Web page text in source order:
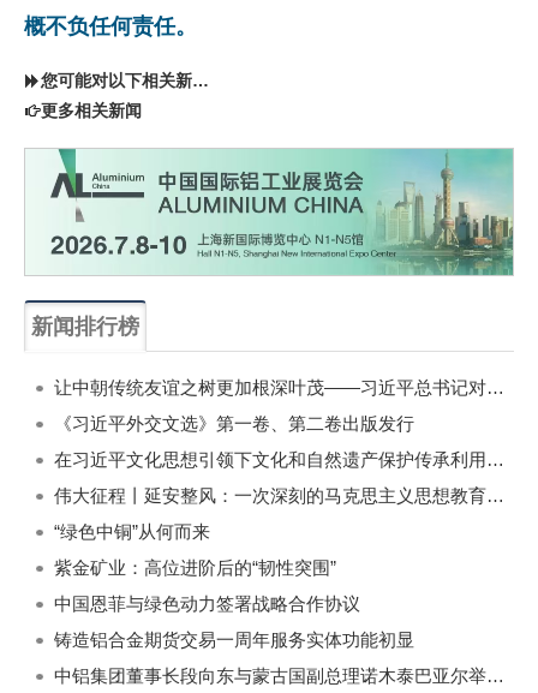
概不负任何责任。
您可能对以下相关新闻同样感兴趣
更多相关新闻
新闻排行榜
让中朝传统友谊之树更加根深叶茂——习近平总书记对朝鲜进行国事访问纪实
《习近平外交文选》第一卷、第二卷出版发行
在习近平文化思想引领下文化和自然遗产保护传承利用工作开创新局面
伟大征程丨延安整风：一次深刻的马克思主义思想教育运动
“绿色中铜”从何而来
紫金矿业：高位进阶后的“韧性突围”
中国恩菲与绿色动力签署战略合作协议
铸造铝合金期货交易一周年服务实体功能初显
中铝集团董事长段向东与蒙古国副总理诺木泰巴亚尔举行会谈